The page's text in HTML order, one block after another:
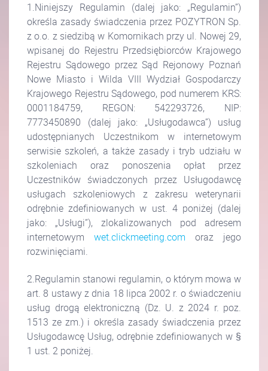
1.Niniejszy Regulamin (dalej jako: „Regulamin”)
określa zasady świadczenia przez POZYTRON Sp.
z o.o. z siedzibą w Komornikach przy ul. Nowej 29,
wpisanej do Rejestru Przedsiębiorców Krajowego
Rejestru Sądowego przez Sąd Rejonowy Poznań
Nowe Miasto i Wilda VIII Wydział Gospodarczy
Krajowego Rejestru Sądowego, pod numerem KRS:
0001184759, REGON: 542293726, NIP:
7773450890 (dalej jako: „Usługodawca”) usług
udostępnianych Uczestnikom w internetowym
serwisie szkoleń, a także zasady i tryb udziału w
szkoleniach oraz ponoszenia opłat przez
Uczestników świadczonych przez Usługodawcę
usługach szkoleniowych z zakresu weterynarii
odrębnie zdefiniowanych w ust. 4 poniżej (dalej
jako: „Usługi”), zlokalizowanych pod adresem
internetowym wet.clickmeeting.com oraz jego
rozwinięciami.
2.Regulamin stanowi regulamin, o którym mowa w
art. 8 ustawy z dnia 18 lipca 2002 r. o świadczeniu
usług drogą elektroniczną (Dz. U. z 2024 r. poz.
1513 ze zm.) i określa zasady świadczenia przez
Usługodawcę Usług, odrębnie zdefiniowanych w §
1 ust. 2 poniżej.